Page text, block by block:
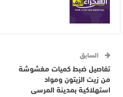
السابق
تفاصيل ضبط كميات مغشوشة
من زيت الزيتون ومواد
استهلاكية بمدينة المرسى